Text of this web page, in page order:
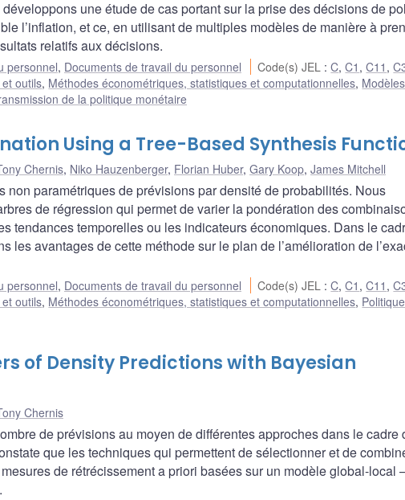
une étude de cas portant sur la prise des décisions de
l’inflation, et ce, en utilisant de multiples modèles de manière à
relatifs aux décisions.
personnel, Documents de travail du personnel Code(s) JEL :C,C1 ,C11 ,
outils, Méthodes économétriques, statistiques et computationnelles, Modèles
de la politique monétaire
Using a Tree-Based Synthesis
Chernis, Niko Hauzenberger, Florian Huber, Gary Koop, James Mitchell
non paramétriques de prévisions par densité de probabilités. Nous
de régression qui permet de varier la pondération des
tendances temporelles ou les indicateurs économiques. Dans le
les avantages de cette méthode sur le plan de l’amélioration de
personnel, Documents de travail du personnel Code(s) JEL :C,C1 ,C11 ,
outils, Méthodes économétriques, statistiques et computationnelles, Politique
of Density Predictions with Bayesian
Chernis
de prévisions au moyen de différentes approches dans le cadre
que les techniques qui permettent de sélectionner et de
de rétrécissement a priori basées sur un modèle global-local